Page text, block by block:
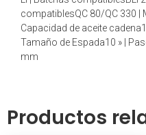
compatiblesQC 80/QC 330 |
Capacidad de aceite
Tamaño de Espada10 » |
mm
Productos